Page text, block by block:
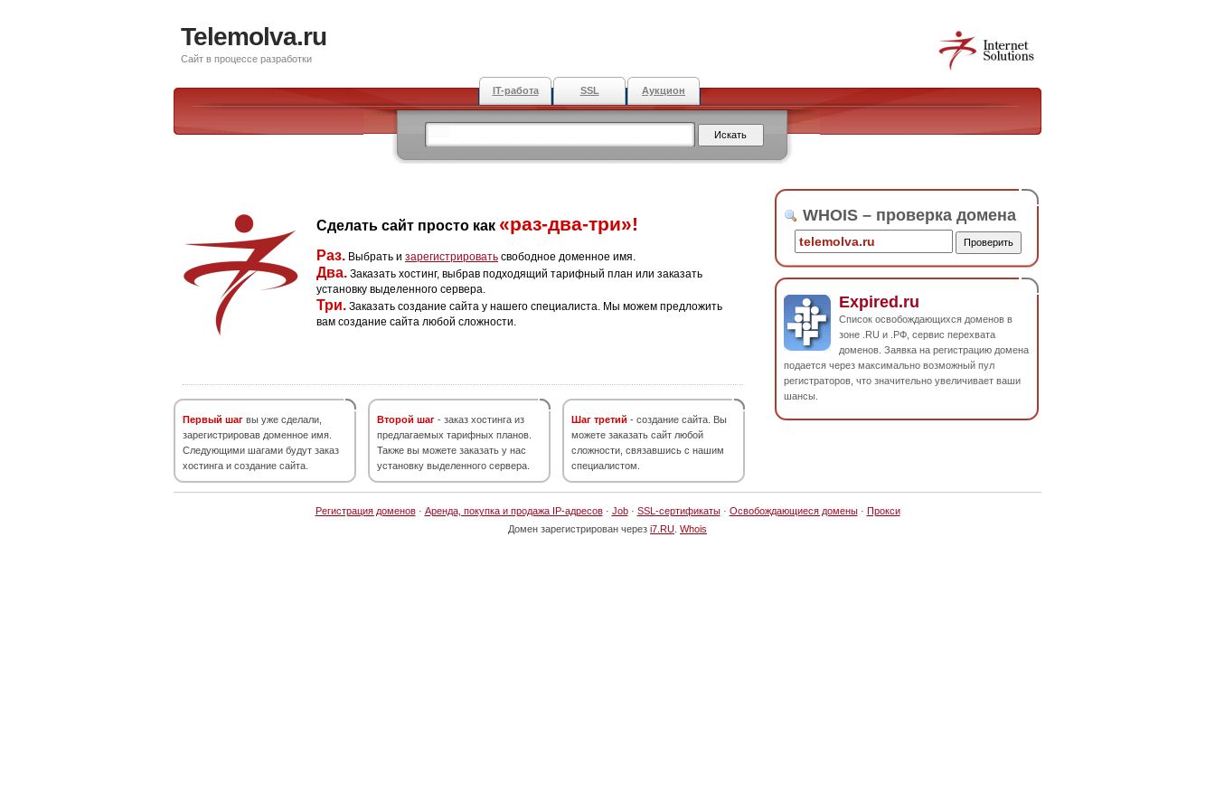
Telemolva.ru
Сайт в процессе разработки
IT-работа SSL Аукцион
Сделать сайт просто как «раз-два-три»!
Раз. Выбрать и зарегистрировать свободное доменное имя.
Два. Заказать хостинг, выбрав подходящий тарифный план или заказать
установку выделенного сервера.
Три. Заказать создание сайта у нашего специалиста. Мы можем предложить
вам создание сайта любой сложности.
Первый шаг вы уже сделали,
зарегистрировав доменное имя.
Следующими шагами будут заказ
хостинга и создание сайта.
Второй шаг - заказ хостинга из
предлагаемых тарифных планов.
Также вы можете заказать у нас
установку выделенного сервера.
Шаг третий - создание сайта. Вы
можете заказать сайт любой
сложности, связавшись с нашим
специалистом.
WHOIS – проверка домена
Expired.ru
Список освобождающихся доменов в
зоне .RU и .РФ, сервис перехвата
доменов. Заявка на регистрацию домена
подается через максимально возможный пул
регистраторов, что значительно увеличивает ваши
шансы.
Регистрация доменов· Аренда, покупка и продажа IP-адресов· Job· SSL-сертификаты· Освобождающиеся домены· Прокси
Домен зарегистрирован через i7.RU Whois